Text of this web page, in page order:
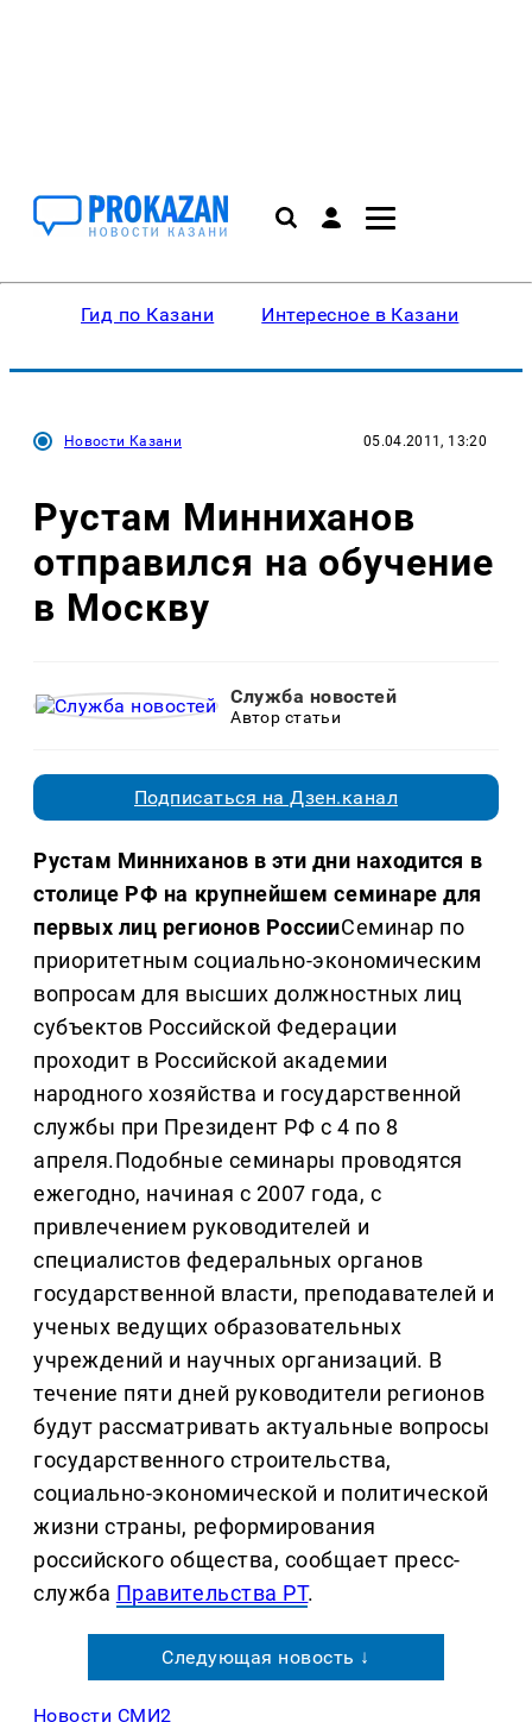
Гид по Казани Интересное в Казани
Новости Казани 05.04.2011, 13:20
Рустам Минниханов
отправился на обучение
в Москву
Служба новостей
Автор статьи
Подписаться на Дзен.канал
Рустам Минниханов в эти дни находится в
столице РФ на крупнейшем семинаре для
первых лиц регионов РоссииСеминар по
приоритетным социально-экономическим
вопросам для высших должностных лиц
субъектов Российской Федерации
проходит в Российской академии
народного хозяйства и государственной
службы при Президент РФ с 4 по 8
апреля.Подобные семинары проводятся
ежегодно, начиная с 2007 года, с
привлечением руководителей и
специалистов федеральных органов
государственной власти, преподавателей и
ученых ведущих образовательных
учреждений и научных организаций. В
течение пяти дней руководители регионов
будут рассматривать актуальные вопросы
государственного строительства,
социально-экономической и политической
жизни страны, реформирования
российского общества, сообщает пресс-
служба Правительства РТ.
Следующая новость ↓
Новости СМИ2